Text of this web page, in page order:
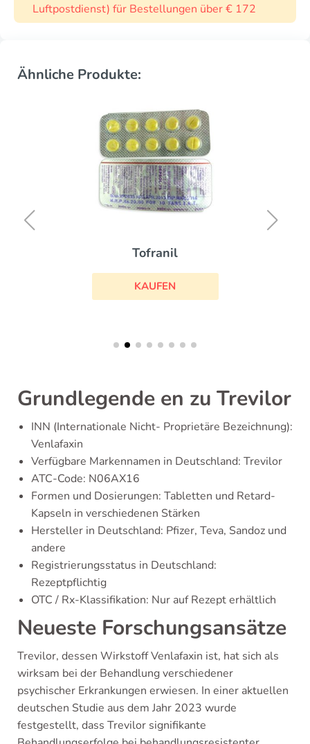
Luftpostdienst) für Bestellungen über € 172
Ähnliche Produkte:
Tofranil
KAUFEN
Grundlegende en zu Trevilor
INN (Internationale Nicht- Proprietäre Bezeichnung):
Venlafaxin
Verfügbare Markennamen in Deutschland: Trevilor
ATC-Code: N06AX16
Formen und Dosierungen: Tabletten und Retard-
Kapseln in verschiedenen Stärken
Hersteller in Deutschland: Pfizer, Teva, Sandoz und
andere
Registrierungsstatus in Deutschland:
Rezeptpflichtig
OTC / Rx-Klassifikation: Nur auf Rezept erhältlich
Neueste Forschungsansätze
Trevilor, dessen Wirkstoff Venlafaxin ist, hat sich als
wirksam bei der Behandlung verschiedener
psychischer Erkrankungen erwiesen. In einer aktuellen
deutschen Studie aus dem Jahr 2023 wurde
festgestellt, dass Trevilor signifikante